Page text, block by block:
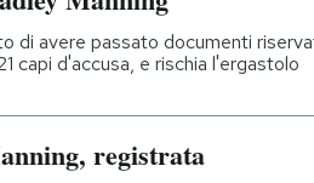
di avere passato documenti
capi d'accusa, e rischia l'ergastolo
registrata